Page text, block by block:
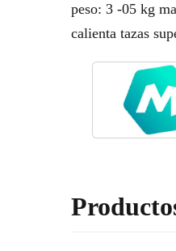
peso: 3 -05 kg
calienta tazas